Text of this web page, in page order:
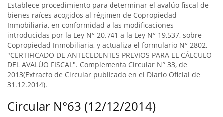
Establece procedimiento para determinar el avalúo fiscal de
bienes raíces acogidos al régimen de Copropiedad
Inmobiliaria, en conformidad a las modificaciones
introducidas por la Ley N° 20.741 a la Ley N° 19,537, sobre
Copropiedad Inmobiliaria, y actualiza el formulario N° 2802,
"CERTIFICADO DE ANTECEDENTES PREVIOS PARA EL CÁLCULO
DEL AVALÚO FISCAL". Complementa Circular N° 33, de
2013(Extracto de Circular publicado en el Diario Oficial de
31.12.2014).
Circular N°63 (12/12/2014)